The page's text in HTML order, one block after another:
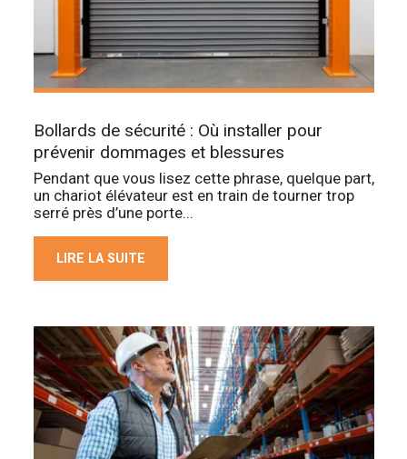
Bollards de sécurité : Où installer pour
prévenir dommages et blessures
Pendant que vous lisez cette phrase, quelque part,
un chariot élévateur est en train de tourner trop
serré près d’une porte...
LIRE LA SUITE